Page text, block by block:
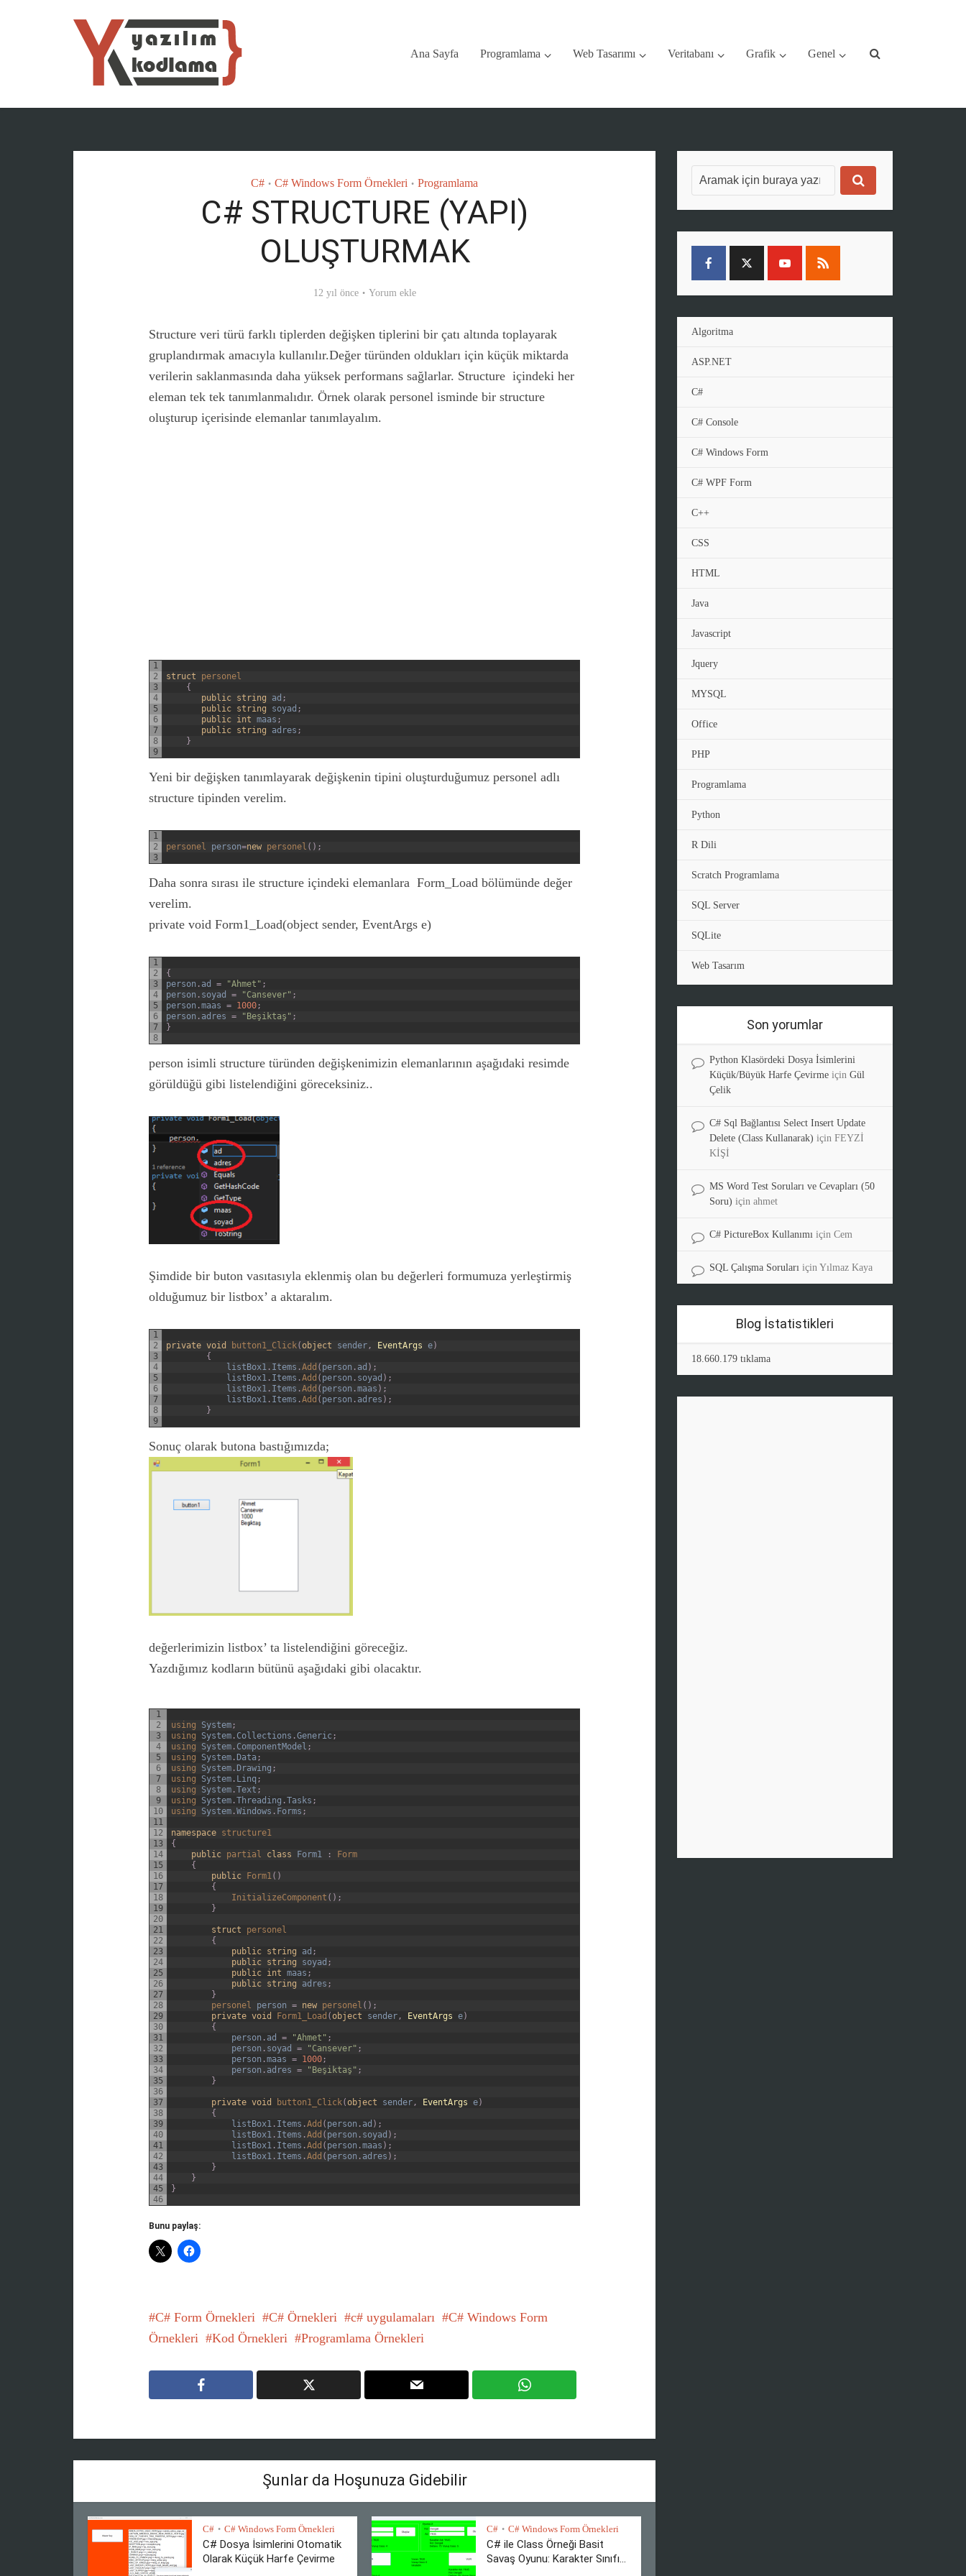
Ana Sayfa Programlama Web Tasarımı Veritabanı Grafik Genel
C# • C# Windows Form Örnekleri • Programlama
C# STRUCTURE (YAPI)
OLUŞTURMAK
12 yıl önce Yorum ekle
Structure veri türü farklı tiplerden değişken tiplerini bir çatı altında toplayarak
gruplandırmak amacıyla kullanılır.Değer türünden oldukları için küçük miktarda
verilerin saklanmasında daha yüksek performans sağlarlar. Structure içindeki her
eleman tek tek tanımlanmalıdır. Örnek olarak personel isminde bir structure
oluşturup içerisinde elemanlar tanımlayalım.
1
2
3
4
5
6
7
8
9
struct
personel
{
public string ad ;
public string soyad ;
public int maas ;
public string adres ;
}
Yeni bir değişken tanımlayarak değişkenin tipini oluşturduğumuz personel adlı
structure tipinden verelim.
1
2
3
personel person=new personel ( ) ;
Daha sonra sırası ile structure içindeki elemanlara Form_Load bölümünde değer
verelim.
private void Form1_Load(object sender, EventArgs e)
1
2
3
4
5
6
7
8
{
person . ad = "Ahmet" ;
person . soyad = "Cansever" ;
person .maas = 1000;
person . adres = "Beşiktaş" ;
}
person isimli structure türünden değişkenimizin elemanlarının aşağıdaki resimde
görüldüğü gibi listelendiğini göreceksiniz..
Şimdide bir buton vasıtasıyla eklenmiş olan bu değerleri formumuza yerleştirmiş
olduğumuz bir listbox’ a aktaralım.
1
2
3
4
5
6
7
8
9
private void button1_Click(object sender , EventArgs e)
{
listBox1 . Items .Add ( person . ad ) ;
listBox1 . Items .Add ( person . soyad ) ;
listBox1 . Items .Add ( person .maas ) ;
listBox1 . Items .Add ( person . adres ) ;
}
Sonuç olarak butona bastığımızda;
değerlerimizin listbox’ ta listelendiğini göreceğiz.
Yazdığımız kodların bütünü aşağıdaki gibi olacaktır.
1
2
3
4
5
6
7
8
9
10
11
12
13
14
15
16
17
18
19
20
21
22
23
24
25
26
27
28
29
30
31
32
33
34
35
36
37
38
39
40
41
42
43
44
45
46
using System ;
using System . Collections .Generic ;
using System . ComponentModel ;
using System .Data ;
using System .Drawing ;
using System . Linq ;
using System .Text ;
using System .Threading .Tasks ;
using System .Windows . Forms ;
namespace structure1
{
public partial class Form1 :
Form
{
public Form1 ( )
{
InitializeComponent ( ) ;
}
struct
personel
{
public string ad ;
public string soyad ;
public int maas ;
public string adres ;
}
personel person = new personel ( ) ;
private void Form1_Load (object sender , EventArgs e)
{
person . ad = "Ahmet" ;
person . soyad = "Cansever" ;
person .maas = 1000 ;
person . adres = "Beşiktaş" ;
}
private void button1_Click(object sender , EventArgs e)
{
listBox1 . Items .Add ( person . ad ) ;
listBox1 . Items .Add ( person . soyad ) ;
listBox1 . Items .Add ( person .maas ) ;
listBox1 . Items .Add ( person . adres ) ;
}
}
}
Bunu paylaş:
C# Form Örnekleri C# Örnekleri c# uygulamaları
C# Windows Form
Örnekleri
Kod Örnekleri Programlama Örnekleri
Şunlar da Hoşunuza Gidebilir
C# • C# Windows Form Örnekleri
C# Dosya İsimlerini Otomatik
Olarak Küçük Harfe Çevirme
C# • C# Windows Form Örnekleri
C# ile Class Örneği Basit
Savaş Oyunu: Karakter Sınıfı...
Algoritma
ASP.NET
C#
C# Console
C# Windows Form
C# WPF Form
C++
CSS
HTML
Java
Javascript
Jquery
MYSQL
Office
PHP
Programlama
Python
R Dili
Scratch Programlama
SQL Server
SQLite
Web Tasarım
Son yorumlar
Python Klasördeki Dosya İsimlerini
Küçük/Büyük Harfe Çevirme için Gül
Çelik
C# Sql Bağlantısı Select Insert Update
Delete (Class Kullanarak) için FEYZİ
KİŞİ
MS Word Test Soruları ve Cevapları (50
Soru) için ahmet
C# PictureBox Kullanımı için Cem
SQL Çalışma Soruları için Yılmaz Kaya
Blog İstatistikleri
18.660.179 tıklama